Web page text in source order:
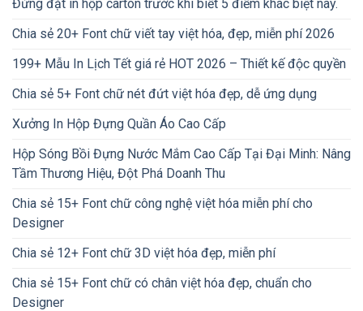
Đừng đặt in hộp carton trước khi biết 5 điểm khác biệt này.
Chia sẻ 20+ Font chữ viết tay việt hóa, đẹp, miễn phí 2026
199+ Mẫu In Lịch Tết giá rẻ HOT 2026 – Thiết kế độc quyền
Chia sẻ 5+ Font chữ nét đứt việt hóa đẹp, dễ ứng dụng
Xưởng In Hộp Đựng Quần Áo Cao Cấp
Hộp Sóng Bồi Đựng Nước Mắm Cao Cấp Tại Đại Minh: Nâng
Tầm Thương Hiệu, Đột Phá Doanh Thu
Chia sẻ 15+ Font chữ công nghệ việt hóa miễn phí cho
Designer
Chia sẻ 12+ Font chữ 3D việt hóa đẹp, miễn phí
Chia sẻ 15+ Font chữ có chân việt hóa đẹp, chuẩn cho
Designer